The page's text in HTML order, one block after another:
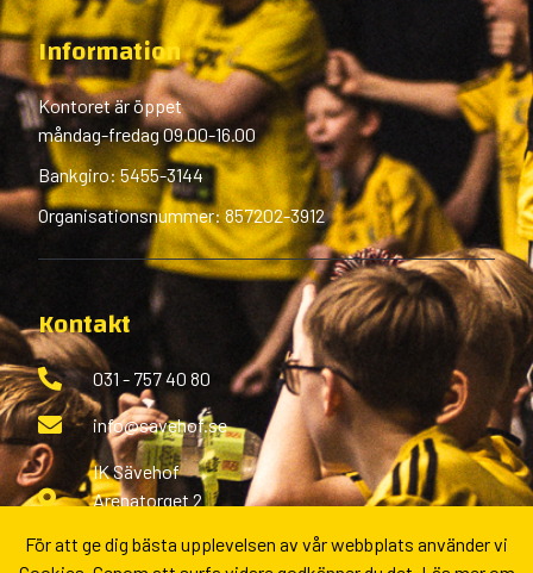
Information
Kontoret är öppet
måndag-fredag 09.00-16.00
Bankgiro: 5455-3144
Organisationsnummer: 857202-3912
Kontakt
031 - 757 40 80
info@savehof.se
IK Sävehof
Arenatorget 2
För att ge dig bästa upplevelsen av vår webbplats använder vi